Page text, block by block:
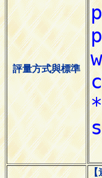
評量方式與標準
【